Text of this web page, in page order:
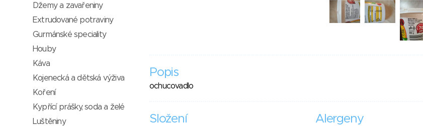
Popis
ochucovadlo
Složení Alergeny
Džemy a zavařeniny
Extrudované potraviny
Gurmánské speciality
Houby
Káva
Kojenecká a dětská výživa
Koření
Kypřící prášky, soda a želé
Luštěniny